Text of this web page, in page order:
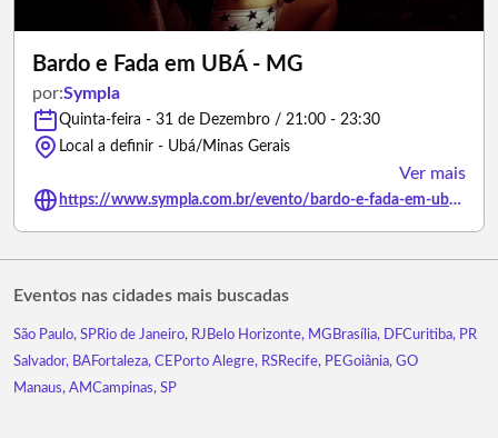
Bardo e Fada em UBÁ - MG
por:Sympla
Quinta-feira - 31 de Dezembro / 21:00 - 23:30
Local a definir - Ubá/Minas Gerais
Ver mais
https://www.sympla.com.br/evento/bardo-e-fada-em-uba-mg/3238137
Eventos nas cidades mais buscadas
São Paulo, SPRio de Janeiro, RJ Belo Horizonte, MG Brasília, DFCuritiba, PR
Salvador, BAFortaleza, CE Porto Alegre, RSRecife, PEGoiânia, GO
Manaus, AMCampinas, SP